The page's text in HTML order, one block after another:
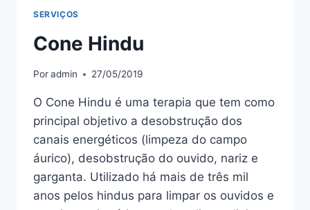
SERVIÇOS
Cone Hindu
Poradmin 27/05/2019
O Cone Hindu é uma terapia que tem como
principal objetivo a desobstrução dos
canais energéticos (limpeza do campo
áurico), desobstrução do ouvido, nariz e
garganta. Utilizado há mais de três mil
anos pelos hindus para limpar os ouvidos e